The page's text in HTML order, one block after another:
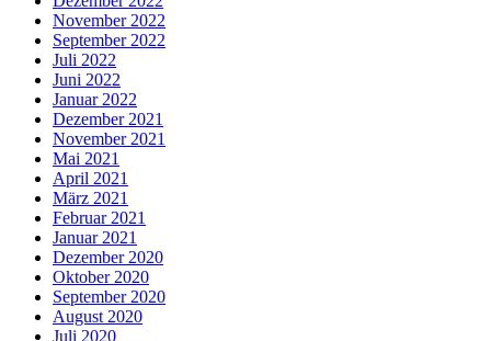
November 2022
September 2022
Juli 2022
Juni 2022
Januar 2022
Dezember 2021
November 2021
Mai 2021
April 2021
März 2021
Februar 2021
Januar 2021
Dezember 2020
Oktober 2020
September 2020
August 2020
Juli 2020